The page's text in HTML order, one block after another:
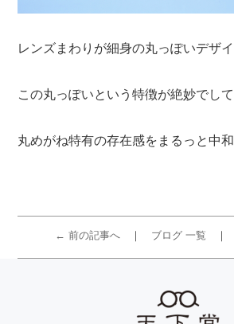
レンズまわりが細身の丸っぽいデザイ
この丸っぽいという特徴が絶妙でして
丸めがね特有の存在感をまるっと中和
← 前の記事へ ブログ 一覧